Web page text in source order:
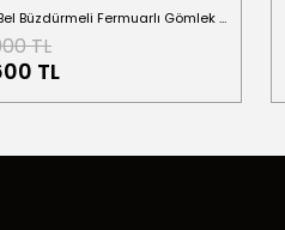
Sage Biyeli Bel Büzdürmeli Fermuarlı Gömlek Astarlı Kahve Etek Takım
TL
TL